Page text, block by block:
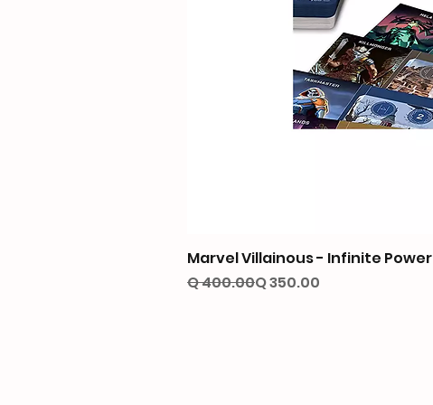
Marvel Villainous - Infinite Power
Precio
Q 400.00
Precio de oferta
Q 350.00